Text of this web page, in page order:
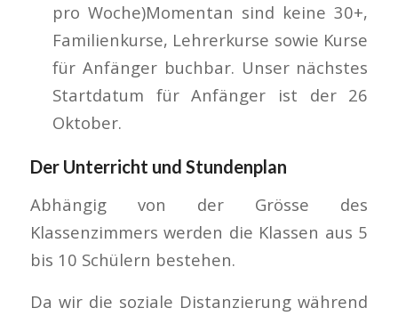
pro Woche)Momentan sind keine 30+,
Familienkurse, Lehrerkurse sowie Kurse
für Anfänger buchbar. Unser nächstes
Startdatum für Anfänger ist der 26
Oktober.
Der Unterricht und Stundenplan
Abhängig von der Grösse des
Klassenzimmers werden die Klassen aus 5
bis 10 Schülern bestehen.
Da wir die soziale Distanzierung während